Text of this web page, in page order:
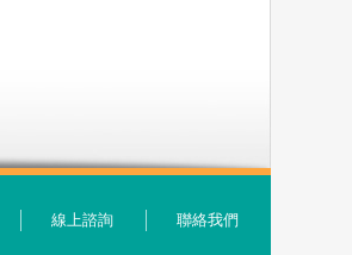
線上諮詢 聯絡我們